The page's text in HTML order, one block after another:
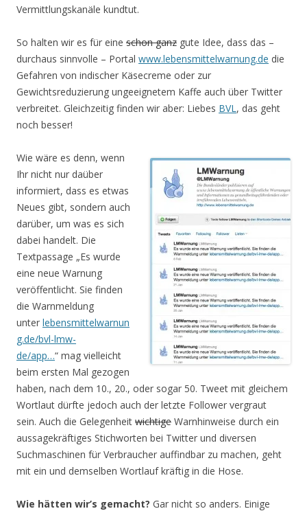
Vermittlungskanäle kundtut.
So halten wir es für eine schon ganz gute Idee, dass das –
durchaus sinnvolle – Portal www.lebensmittelwarnung.de die
Gefahren von indischer Käsecreme oder zur
Gewichtsreduzierung ungeeignetem Kaffe auch über Twitter
verbreitet. Gleichzeitig finden wir aber: Liebes BVL, das geht
noch besser!
Wie wäre es denn, wenn
Ihr nicht nur daüber
informiert, dass es etwas
Neues gibt, sondern auch
darüber, um was es sich
dabei handelt. Die
Textpassage „Es wurde
eine neue Warnung
veröffentlicht. Sie finden
die Warnmeldung
unter lebensmittelwarnun
g.de/bvl-lmw-
de/app…“ mag vielleicht
beim ersten Mal gezogen
haben, nach dem 10., 20., oder sogar 50. Tweet mit gleichem
Wortlaut dürfte jedoch auch der letzte Follower vergraut
sein. Auch die Gelegenheit wichtige Warnhinweise durch ein
aussagekräftiges Stichworten bei Twitter und diversen
Suchmaschinen für Verbraucher auffindbar zu machen, geht
mit ein und demselben Wortlauf kräftig in die Hose.
Wie hätten wir’s gemacht? Gar nicht so anders. Einige